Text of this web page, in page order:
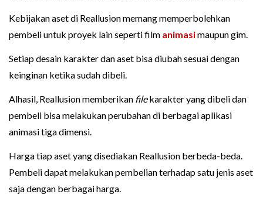
Kebijakan aset di Reallusion memang memperbolehkan
pembeli untuk proyek lain seperti film animasimaupun gim.
Setiap desain karakter dan aset bisa diubah sesuai dengan
keinginan ketika sudah dibeli.
Alhasil, Reallusion memberikan filekarakter yang dibeli dan
pembeli bisa melakukan perubahan di berbagai aplikasi
animasi tiga dimensi.
Harga tiap aset yang disediakan Reallusion berbeda-beda.
Pembeli dapat melakukan pembelian terhadap satu jenis aset
saja dengan berbagai harga.